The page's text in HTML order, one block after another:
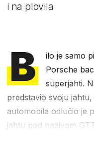
i na plovila
B
ilo je samo
Porsche
superjahti.
predstavio svoju
automobila odlučio je
jahtu pod nazivom